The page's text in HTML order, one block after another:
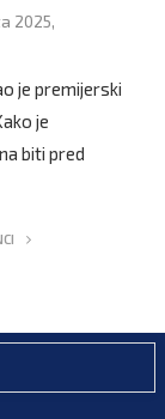
2025,
je premijerski
je
biti pred